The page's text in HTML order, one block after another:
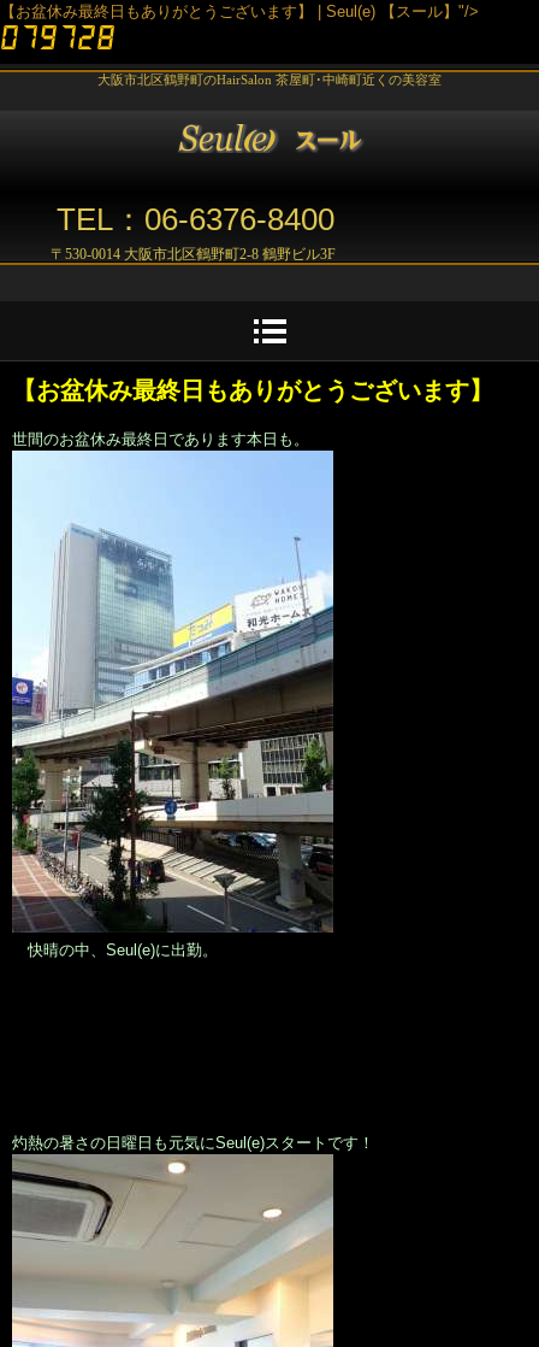
【お盆休み最終日もありがとうございます】 | Seul(e) 【スール】"/>
大阪市北区鶴野町のHairSalon 茶屋町･中崎町近くの美容室
TEL：06-6376-8400
〒530-0014 大阪市北区鶴野町2-8 鶴野ビル3F
【お盆休み最終日もありがとうございます】
世間のお盆休み最終日であります本日も。
快晴の中、Seul(e)に出勤。
灼熱の暑さの日曜日も元気にSeul(e)スタートです！